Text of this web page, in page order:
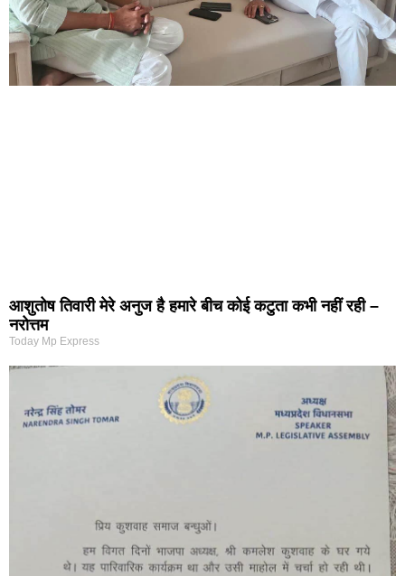
आशुतोष तिवारी मेरे अनुज है हमारे बीच कोई कटुता कभी नहीं रही –
नरोत्तम
Today Mp Express